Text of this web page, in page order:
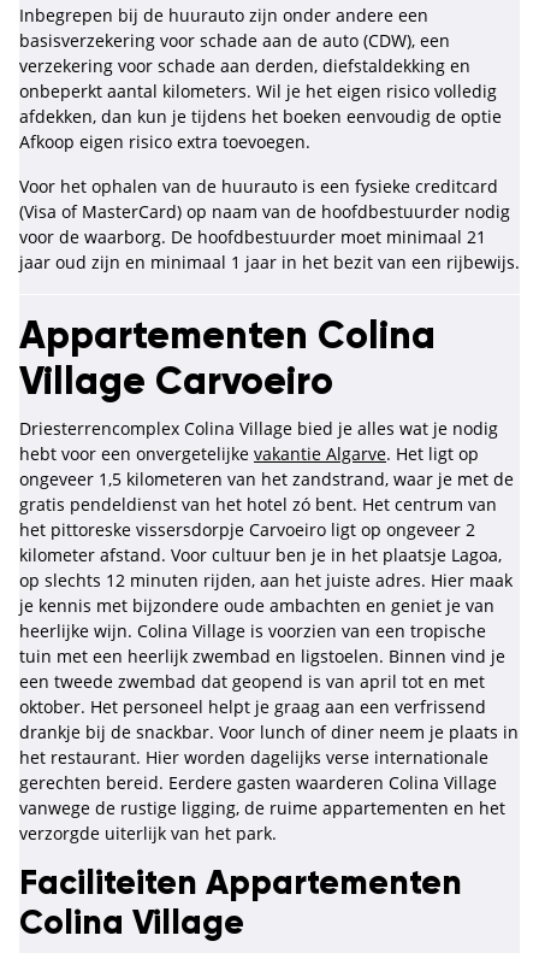
Inbegrepen bij de huurauto zijn onder andere een
basisverzekering voor schade aan de auto (CDW), een
verzekering voor schade aan derden, diefstaldekking en
onbeperkt aantal kilometers. Wil je het eigen risico volledig
afdekken, dan kun je tijdens het boeken eenvoudig de optie
Afkoop eigen risico extra toevoegen.
Voor het ophalen van de huurauto is een fysieke creditcard
(Visa of MasterCard) op naam van de hoofdbestuurder nodig
voor de waarborg. De hoofdbestuurder moet minimaal 21
jaar oud zijn en minimaal 1 jaar in het bezit van een rijbewijs.
Appartementen Colina
Village Carvoeiro
Driesterrencomplex Colina Village bied je alles wat je nodig
hebt voor een onvergetelijke vakantie Algarve. Het ligt op
ongeveer 1,5 kilometeren van het zandstrand, waar je met de
gratis pendeldienst van het hotel zó bent. Het centrum van
het pittoreske vissersdorpje Carvoeiro ligt op ongeveer 2
kilometer afstand. Voor cultuur ben je in het plaatsje Lagoa,
op slechts 12 minuten rijden, aan het juiste adres. Hier maak
je kennis met bijzondere oude ambachten en geniet je van
heerlijke wijn. Colina Village is voorzien van een tropische
tuin met een heerlijk zwembad en ligstoelen. Binnen vind je
een tweede zwembad dat geopend is van april tot en met
oktober. Het personeel helpt je graag aan een verfrissend
drankje bij de snackbar. Voor lunch of diner neem je plaats in
het restaurant. Hier worden dagelijks verse internationale
gerechten bereid. Eerdere gasten waarderen Colina Village
vanwege de rustige ligging, de ruime appartementen en het
verzorgde uiterlijk van het park.
Faciliteiten Appartementen
Colina Village